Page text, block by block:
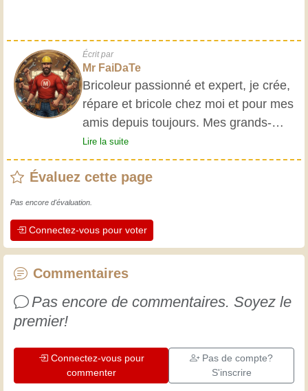
Écrit par
Mr FaiDaTe
Bricoleur passionné et expert, je crée,
répare et bricole chez moi et pour mes
amis depuis toujours. Mes grands-
parents m'ont initié très jeune, et
depuis, j'ai acquis une riche expérience.
L'expérience est essentielle ! Elle nous
professionnels. Apprenons ensemble ;
chaque jour est une occasion de
progresser. Amusez-vous bien !
Lire la suite
Évaluez cette page
Pas encore d'évaluation.
Connectez-vous pour voter
Commentaires
Pas encore de commentaires. Soyez le
premier!
Connectez-vous pour
commenter
Pas de compte?
S'inscrire